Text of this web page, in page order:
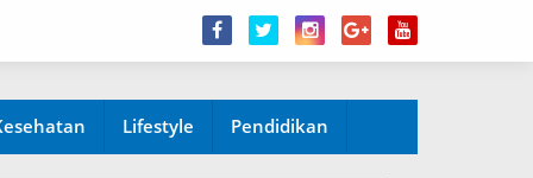
Lifestyle Pendidikan